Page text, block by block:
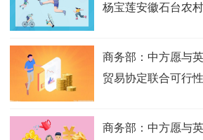
杨宝莲安徽石台农
商务部：中方愿与
贸易协定联合可行
商务部：中方愿与